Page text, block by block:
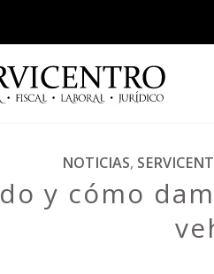
NOTICIAS,
y cómo